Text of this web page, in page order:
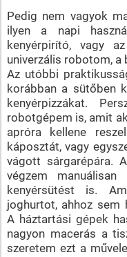
Pedig nem vagyok
ilyen a napi
kenyérpirító, vagy
univerzális robotom,
Az utóbbi
korábban a sütőben
kenyérpizzákat.
robotgépem is, amit
apróra kellene
káposztát, vagy
vágott sárgarépára.
végzem
kenyérsütést is.
joghurtot, ahhoz sem
A háztartási gépek
nagyon macerás a
szeretem ezt a